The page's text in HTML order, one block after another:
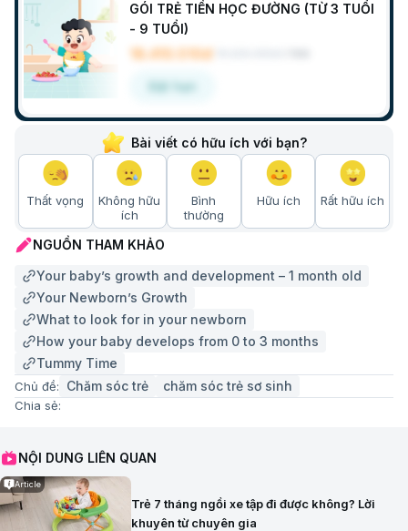
GÓI TRẺ TIỀN HỌC ĐƯỜNG (TỪ 3 TUỔI
- 9 TUỔI)
18.410.510đ
Đặt hẹn
Bài viết có hữu ích với bạn?
Thất vọng
Không hữu
ích
Bình
thường
Hữu ích Rất hữu ích
NGUỒN THAM KHẢO
Your baby’s growth and development – 1 month old
Your Newborn’s Growth
What to look for in your newborn
How your baby develops from 0 to 3 months
Tummy Time
Chủ đề: Chăm sóc trẻ chăm sóc trẻ sơ sinh
Chia sẻ:
NỘI DUNG LIÊN QUAN
Article
Trẻ 7 tháng ngồi xe tập đi được không? Lời
khuyên từ chuyên gia